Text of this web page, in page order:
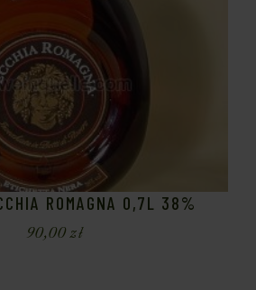
ROMAGNA 0,7L 38%
90,00zł